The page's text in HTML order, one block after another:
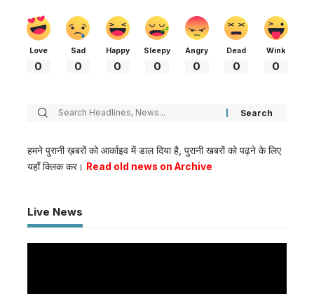
Love
0
Sad
0
Happy
0
Sleepy
0
Angry
0
Dead
0
Wink
0
हमने पुरानी ख़बरों को आर्काइव में डाल दिया है, पुरानी खबरों को पढ़ने के लिए
यहाँ क्लिक कर। Read old news on Archive
Live News